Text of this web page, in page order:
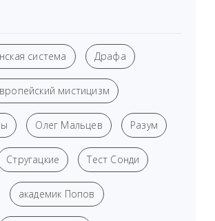
система Драфа
мистицизм
Олег Мальцев Разум
Стругацкие Тест Сонди
академик Попов